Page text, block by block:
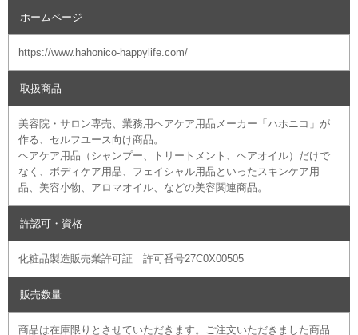
ホームページ
https://www.hahonico-happylife.com/
取扱商品
美容院・サロン専売、業務用ヘアケア用品メーカー「ハホニコ」が
作る、セルフユース向け商品。
ヘアケア用品（シャンプー、トリートメント、ヘアオイル）だけで
なく、ボディケア用品、フェイシャル用品といったスキンケア用
品、美容小物、アロマオイル、などの美容関連商品。
許認可・資格
化粧品製造販売業許可証 許可番号27C0X00505
販売数量
商品は在庫限りとさせていただきます。ご注文いただきました商品